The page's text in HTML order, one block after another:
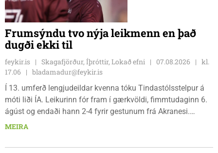
Frumsýndu tvo nýja leikmenn en það
dugði ekki til
feykir.is Skagafjörður, Íþróttir, Lokað efni 07.08.2026
kl.
17.06
bladamadur@feykir.is
Í 13. umferð lengjudeildar kvenna tóku Tindastólsstelpur á
móti liði ÍA. Leikurinn fór fram í gærkvöldi, fimmtudaginn 6.
ágúst og endaði hann 2-4 fyrir gestunum frá Akranesi.
Tindastólsliðið frumsýndi tvo nýja leikmenn en þær dönsku
tvíburar.
MEIRA